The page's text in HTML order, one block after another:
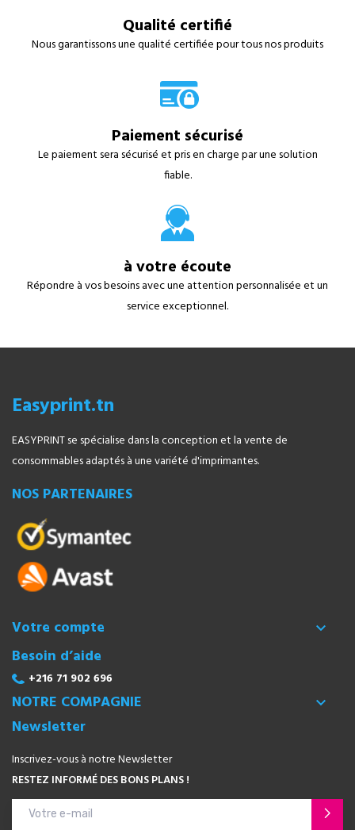
Qualité certifié
Nous garantissons une qualité certifiée pour tous nos produits
Paiement sécurisé
Le paiement sera sécurisé et pris en charge par une solution
fiable.
à votre écoute
Répondre à vos besoins avec une attention personnalisée et un
service exceptionnel.
Easyprint.tn
EASYPRINT se spécialise dans la conception et la vente de
consommables adaptés à une variété d'imprimantes.
NOS PARTENAIRES
Votre compte 
Besoin d’aide
+216 71 902 696
NOTRE COMPAGNIE 
Newsletter
Inscrivez-vous à notre Newsletter
RESTEZ INFORMÉ DES BONS PLANS !